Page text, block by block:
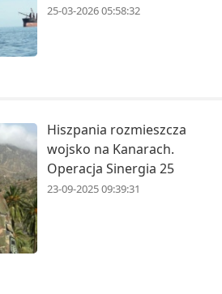
25-03-2026 05:58:32
Hiszpania rozmieszcza
wojsko na Kanarach.
Operacja Sinergia 25
23-09-2025 09:39:31